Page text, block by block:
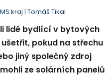
kraj | Tomáš Tikal
lidé bydlící v bytových
pokud na střechu
jiný společný zdroj
ze solárních panelů